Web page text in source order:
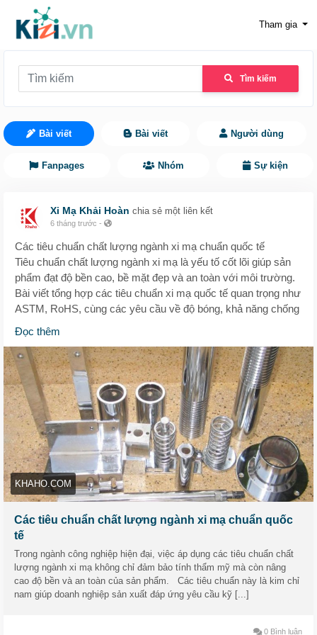
Tham gia
Tìm kiếm
Bài viết Bài viết Người dùng
Fanpages Nhóm Sự kiện
Xi Mạ Khải Hoàn chia sẻ một liên kết
6 tháng trước -
Các tiêu chuẩn chất lượng ngành xi mạ chuẩn quốc tế
Tiêu chuẩn chất lượng ngành xi mạ là yếu tố cốt lõi giúp sản
phẩm đạt độ bền cao, bề mặt đẹp và an toàn với môi trường.
Bài viết tổng hợp các tiêu chuẩn xi mạ quốc tế quan trọng như
ASTM, RoHS, cùng các yêu cầu về độ bóng, khả năng chống
lượng và dễ dàng tiếp cận thị trường toàn cầu.
Website:https://khaho.com/tin-tuc/cac-tieu-chuan-chat-luong-
nganh-xi-ma/
#Khaho #Khaihoan #Tieuchuanchatluongnganhxima
#Tieuchuanxima
Đọc thêm
KHAHO.COM
Các tiêu chuẩn chất lượng ngành xi mạ chuẩn quốc
tế
Trong ngành công nghiệp hiện đại, việc áp dụng các tiêu chuẩn chất
lượng ngành xi mạ không chỉ đảm bảo tính thẩm mỹ mà còn nâng
cao độ bền và an toàn của sản phẩm. Các tiêu chuẩn này là kim chỉ
nam giúp doanh nghiệp sản xuất đáp ứng yêu cầu kỹ [...]
0 Bình luận